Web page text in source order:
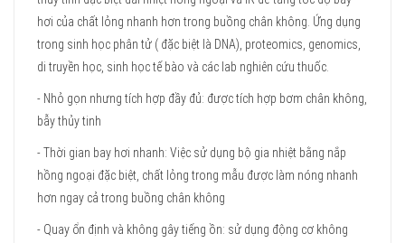
hơi của chất lỏng nhanh hơn trong buồng chân không. Ứng dụng
trong sinh học phân tử ( đặc biệt là DNA), proteomics, genomics,
di truyền học, sinh học tế bào và các lab nghiên cứu thuốc.
- Nhỏ gọn nhưng tích hợp đầy đủ: được tích hợp bơm chân không,
bẫy thủy tinh
- Thời gian bay hơi nhanh: Việc sử dụng bộ gia nhiệt bằng nắp
hồng ngoại đặc biệt, chất lỏng trong mẫu được làm nóng nhanh
hơn ngay cả trong buồng chân không
- Quay ổn định và không gây tiếng ồn: sử dụng động cơ không